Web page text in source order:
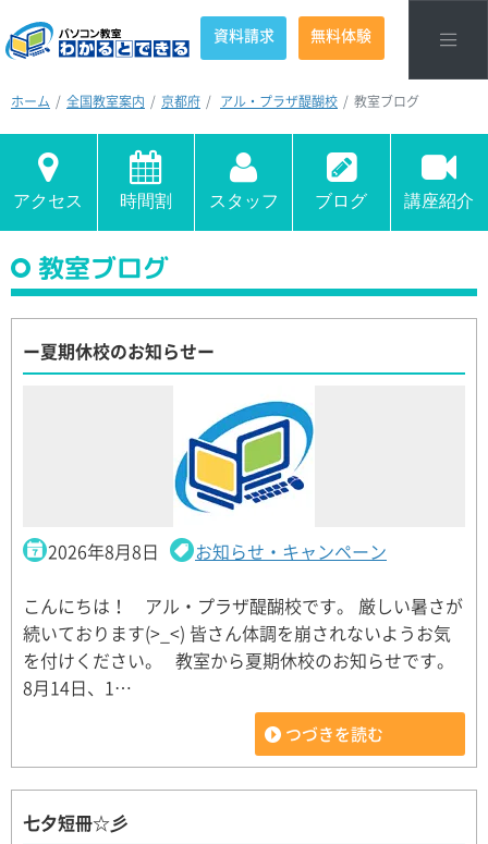
資料請求 無料体験
ホーム 全国教室案内 京都府 アル・プラザ醍醐校 教室ブログ
アクセス 時間割 スタッフ ブログ 講座紹介
教室ブログ
ー夏期休校のお知らせー
2026年8月8日 お知らせ・キャンペーン
こんにちは！ アル・プラザ醍醐校です。 厳しい暑さが
続いております(>_<) 皆さん体調を崩されないようお気
を付けください。 教室から夏期休校のお知らせです。
8月14日、1…
つづきを読む
七夕短冊☆彡